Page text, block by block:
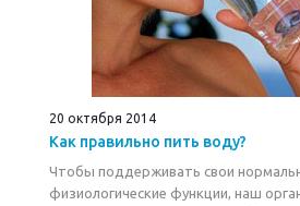
20 октября 2014
Как правильно пить воду?
Чтобы поддерживать свои
физиологические функции, наш